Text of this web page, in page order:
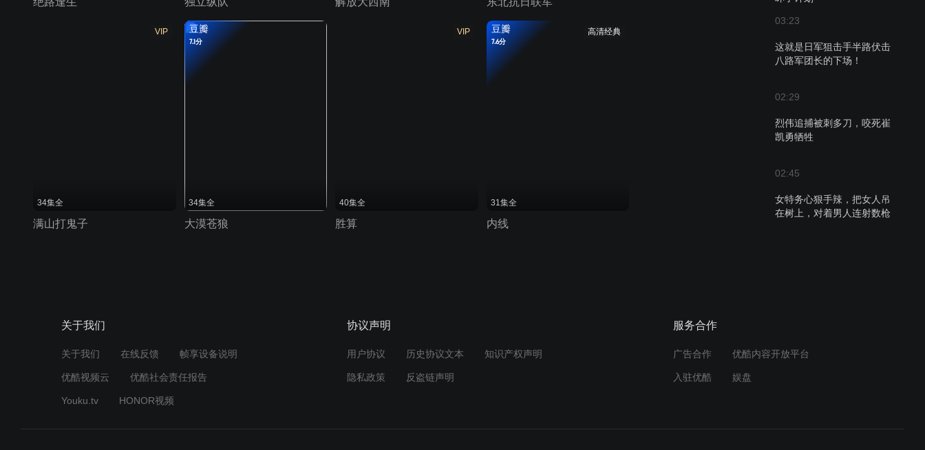
03:23
这就是日军狙击手半路伏击
八路军团长的下场！
02:29
烈伟追捕被刺多刀，咬死崔
凯勇牺牲
02:45
女特务心狠手辣，把女人吊
在树上，对着男人连射数枪
蒙面女特务秘密潜入，发射
绝地刀锋：解放军上山找土
VIP
34集全
满山打鬼子
豆瓣
7.1分
34集全
大漠苍狼
VIP
40集全
胜算
高清经典
豆瓣
7.6分
31集全
内线
关于我们
关于我们 在线反馈 帧享设备说明
优酷视频云 优酷社会责任报告
Youku.tv HONOR视频
协议声明
用户协议 历史协议文本 知识产权声明
隐私政策 反盗链声明
服务合作
广告合作 优酷内容开放平台
入驻优酷 娱盘